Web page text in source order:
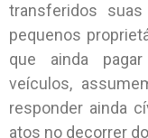
transferidos
pequenos
que ainda
veículos,
responder ainda
atos no decorrer